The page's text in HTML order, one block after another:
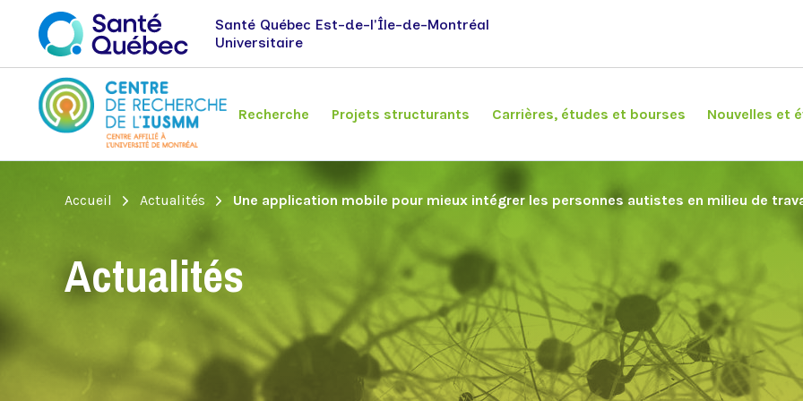
Santé Québec Est-de-l'Île-de-Montréal
Universitaire
Recherche
Axes de recherche
mentale
Recherche sur la santé des populations
Recherche sur les pratiques en santé
mentale et mobilisation des connaissances
Chercheurs
Chercheurs émérites
Projets structurants
Centre Axel Banque Signature
Alliance en santé mentale au
Québec
Carrières, études et bourses
Emplois et stages Association étudiante
Nouvelles et
Nouvelles Événements
Accueil Actualités Une application mobile pour mieux intégrer les personnes autistes en milieu de
Actualités